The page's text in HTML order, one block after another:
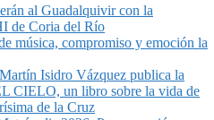
al Guadalquivir con la
de Coria del Río
música, compromiso y emoción la
Isidro Vázquez publica la
CIELO, un libro sobre la vida de
de la Cruz